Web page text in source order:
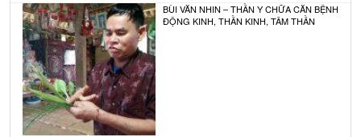
BÙI VĂN NHIN – THẦN Y CHỮA CĂN BỆNH
ĐỘNG KINH, THẦN KINH, TÂM THẦN